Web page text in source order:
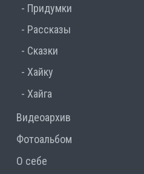
Придумки
Рассказы
Сказки
Хайку
Хайга
Видеоархив
Фотоальбом
О себе